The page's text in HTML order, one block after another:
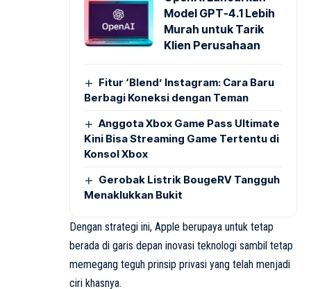
Model GPT-4.1 Lebih
Murah untuk Tarik
Klien Perusahaan
Fitur ‘Blend’ Instagram: Cara Baru
Berbagi Koneksi dengan Teman
Anggota Xbox Game Pass Ultimate
Kini Bisa Streaming Game Tertentu di
Konsol Xbox
Gerobak Listrik BougeRV Tangguh
Menaklukkan Bukit
Dengan strategi ini, Apple berupaya untuk tetap
berada di garis depan inovasi teknologi sambil tetap
memegang teguh prinsip privasi yang telah menjadi
ciri khasnya.